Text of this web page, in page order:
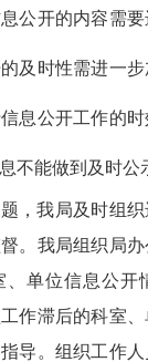
公开的内容需
及时性需进一步
息公开工作的时
不能做到及时公
，我局及时组织
。我局组织局
、单位信息公开
作滞后的科室
导。组织工作